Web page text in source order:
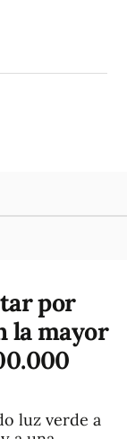
por
la mayor
luz verde a